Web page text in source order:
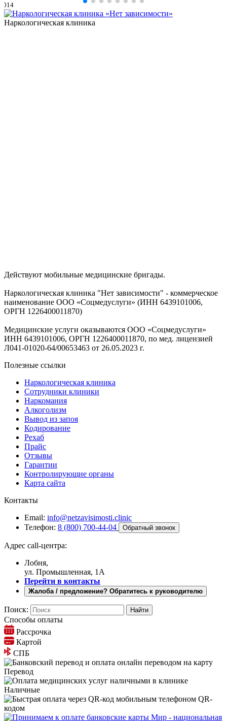
Наркологическая клиника
Действуют мобильные медицинские бригады.
Наркологическая клиника "Нет зависимости" - коммерческое
наименование ООО «Соцмедуслуги» (ИНН 6439101006,
ОРГН 1226400011870)
Медицинские услуги оказываются ООО «Соцмедуслуги»
ИНН 6439101006, ОРГН 1226400011870, по мед. лицензией
Л041-01020-64/00653463 от 26.05.2023 г.
Полезные ссылки
Наркологическая клиника
Сотрудники клиники
Наркомания
Алкоголизм
Вывод из запоя
Кодирование
Рехаб
Прайс
Отзывы
Гарантии
Контролирующие органы
Карта сайта
Контакты
Email: info@netzavisimosti.clinic
Телефон: 8 (800) 700-44-04 Обратный звонок
Адрес call-центра:
Лобня,
ул. Промышленная, 1А
Перейти в контакты
Жалоба / предложение? Обратитесь к руководителю
Поиск:
Способы оплаты
Рассрочка
Картой
СПБ
Перевод
Наличные
QR-
кодом